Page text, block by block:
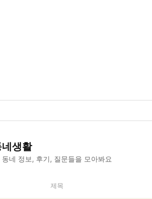
생활
네 정보, 후기, 질문들을 모아봐요
제목